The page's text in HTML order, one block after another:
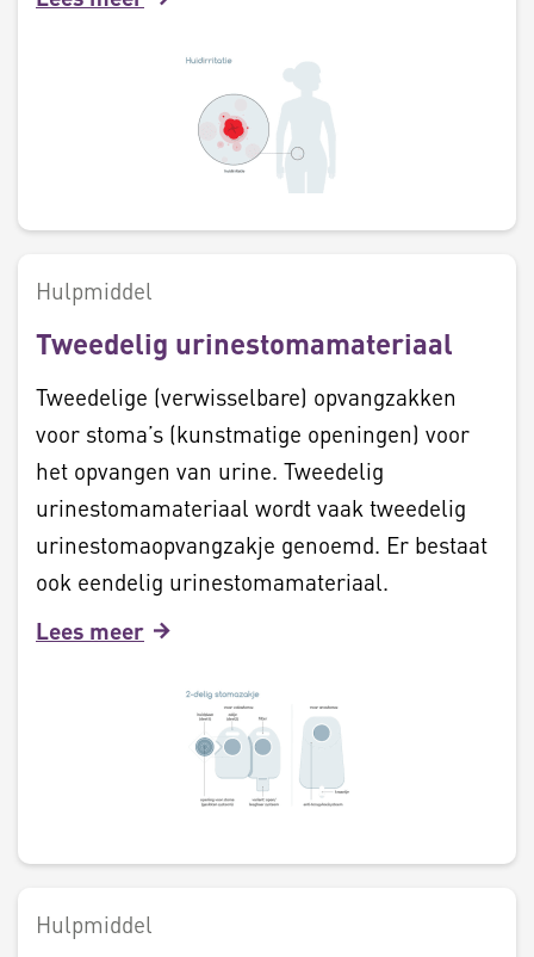
Hulpmiddel
Tweedelig urinestomamateriaal
Tweedelige (verwisselbare) opvangzakken
voor stoma’s (kunstmatige openingen) voor
het opvangen van urine. Tweedelig
urinestomamateriaal wordt vaak tweedelig
urinestomaopvangzakje genoemd. Er bestaat
ook eendelig urinestomamateriaal.
Lees meer
Hulpmiddel